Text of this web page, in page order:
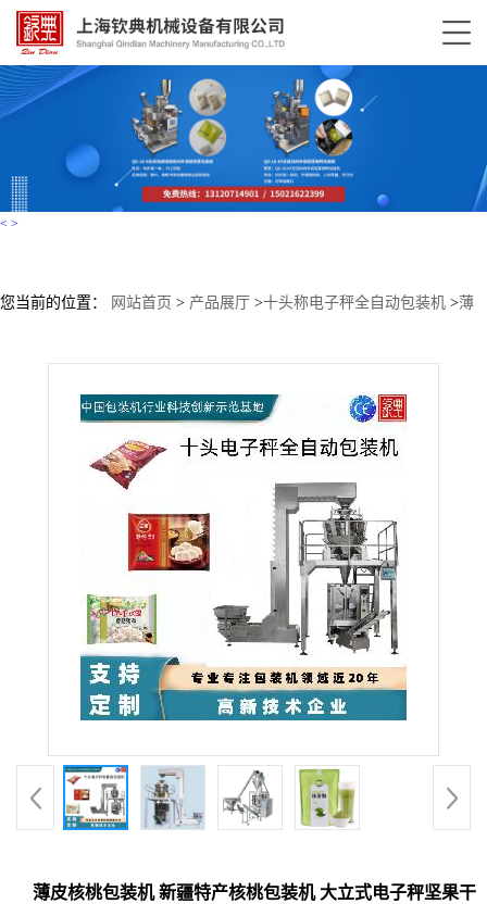
< >
您当前的位置： 网站首页 > 产品展厅 >十头称电子秤全自动包装机 >薄
薄皮核桃包装机 新疆特产核桃包装机 大立式电子秤坚果干